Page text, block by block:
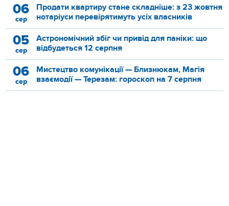
06
сер
Продати квартиру стане складніше: з 23 жовтня
нотаріуси перевірятимуть усіх власників
05
сер
Астрономічний збіг чи привід для паніки: що
відбудеться 12 серпня
06
сер
Мистецтво комунікації — Близнюкам, Магія
взаємодії — Терезам: гороскоп на 7 серпня